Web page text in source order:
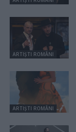
ARTIȘTI ROMÂNI
ARTIȘTI ROMÂNI